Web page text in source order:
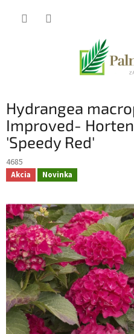
Hydrangea
Improved-
'Speedy Red'
4685
Akcia Novinka